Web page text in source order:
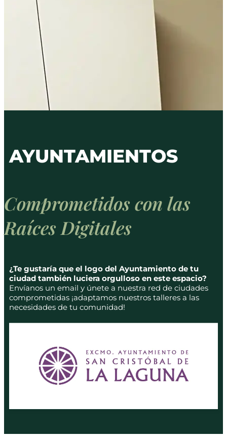
AYUNTAMIENTOS
Comprometidos con las
Raíces Digitales
¿Te gustaría que el logo del Ayuntamiento de tu
ciudad también luciera orgulloso en este espacio?
Envíanos un email y únete a nuestra red de ciudades
comprometidas ¡adaptamos nuestros talleres a las
necesidades de tu comunidad!